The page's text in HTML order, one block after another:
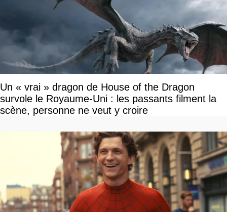
Un « vrai » dragon de House of the Dragon
survole le Royaume-Uni : les passants filment la
scène, personne ne veut y croire